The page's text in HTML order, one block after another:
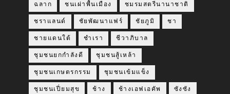
ฉลาก ชนเผ่าพื้นเมือง ชมรมสตรีนานาชาติ
ชราแลนด์ ชัยพัฒนาแฟร์ ชัยภูมิ ชา
ชายแดนใต้ ชำเรา ชีวาภิบาล
ชุมชนยกกำลังดี ชุมชนสู้เหล้า
ชุมชนเกษตรกรรม ชุมชนเข้มแข็ง
ชุมชนเปี่ยมสุข ช้าง ช้างเอฟเอคัพ ซังซัง